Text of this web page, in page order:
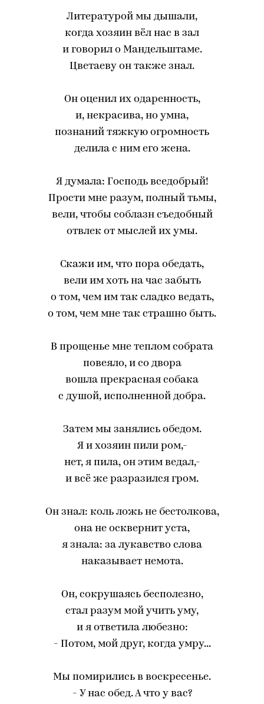
Литературой мы дышали,
когда хозяин вёл нас в зал
и говорил о Мандельштаме.
Цветаеву он также знал.
Он оценил их одаренность,
и, некрасива, но умна,
познаний тяжкую огромность
делила с ним его жена.
Я думала: Господь вседобрый!
Прости мне разум, полный тьмы,
вели, чтобы соблазн съедобный
отвлек от мыслей их умы.
Скажи им, что пора обедать,
вели им хоть на час забыть
о том, чем им так сладко ведать,
о том, чем мне так страшно быть.
В прощенье мне теплом собрата
повеяло, и со двора
вошла прекрасная собака
с душой, исполненной добра.
Затем мы занялись обедом.
Я и хозяин пили ром,-
нет, я пила, он этим ведал,-
и всё же разразился гром.
Он знал: коль ложь не бестолкова,
она не осквернит уста,
я знала: за лукавство слова
наказывает немота.
Он, сокрушаясь бесполезно,
стал разум мой учить уму,
и я ответила любезно:
- Потом, мой друг, когда умру...
Мы помирились в воскресенье.
- У нас обед. А что у вас?